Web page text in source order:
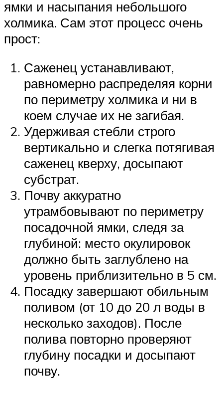
ямки и насыпания небольшого
холмика. Сам этот процесс очень
прост:
Саженец устанавливают,
равномерно распределяя корни
по периметру холмика и ни в
коем случае их не загибая.
Удерживая стебли строго
вертикально и слегка потягивая
саженец кверху, досыпают
субстрат.
Почву аккуратно
утрамбовывают по периметру
посадочной ямки, следя за
глубиной: место окулировок
должно быть заглублено на
уровень приблизительно в 5 см.
Посадку завершают обильным
поливом (от 10 до 20 л воды в
несколько заходов). После
полива повторно проверяют
глубину посадки и досыпают
почву.